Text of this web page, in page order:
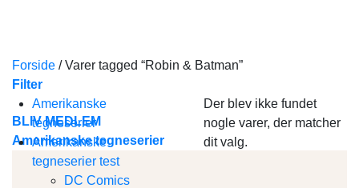
BLIV MEDLEM
Amerikanske tegneserier
Forside /Varer tagged “Robin & Batman”
Filter
Amerikanske
tegneserier
Amerikanske
tegneserier test
DC Comics
Der blev ikke fundet
nogle varer, der matcher
dit valg.